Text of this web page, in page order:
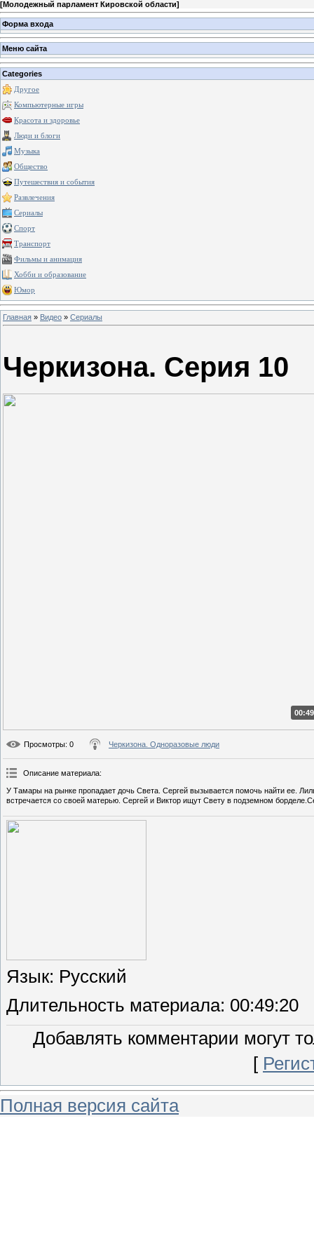
[Молодежный парламент Кировской области]
Форма входа
Меню сайта
Categories
Другое
Компьютерные игры
Красота и здоровье
Люди и блоги
Музыка
Общество
Путешествия и события
Развлечения
Сериалы
Спорт
Транспорт
Фильмы и анимация
Хобби и образование
Юмор
Главная » Видео » Сериалы
Черкизона. Серия 10
Просмотры: 0 Черкизона. Одноразовые люди
Описание материала:
У Тамары на рынке пропадает дочь Света. Сергей вызывается помочь найти ее.
встречается со своей матерью. Сергей и Виктор ищут Свету в подземном
Язык: Русский
Длительность материала: 00:49:20
Добавлять комментарии могут
[
Полная версия сайта